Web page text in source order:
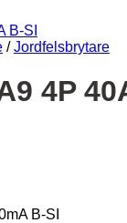
/ Jordfelsbrytare
4P
B-SI